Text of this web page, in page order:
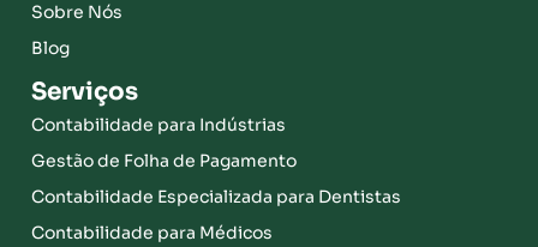
Sobre Nós
Blog
Serviços
Contabilidade para Indústrias
Gestão de Folha de Pagamento
Contabilidade Especializada para Dentistas
Contabilidade para Médicos